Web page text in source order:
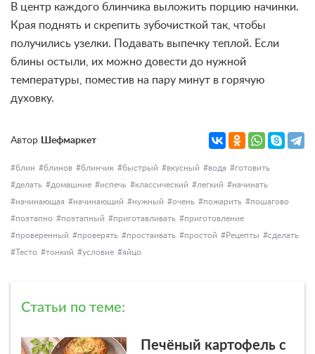
В центр каждого блинчика выложить порцию начинки.
Края поднять и скрепить зубочисткой так, чтобы
получились узелки. Подавать выпечку теплой. Если
блины остыли, их можно довести до нужной
температуры, поместив на пару минут в горячую
духовку.
Автор Шефмаркет
блин блинов блинчик быстрый вкусный вода
готовить
делать
домашние испечь классический легкий
начинать
начинающая
начинающий нужный очень пожарить
пошагово
поэтапно
поэтапный приготавливать
приготовление
проверенный
проверять простаивать простой Рецепты
сделать
Тесто
тонкий условие яйцо
Статьи по теме:
Печёный картофель с